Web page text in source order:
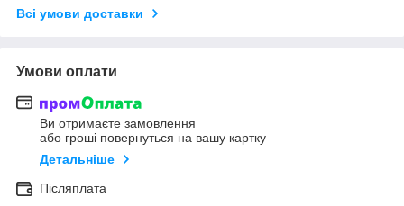
Всі умови доставки
Умови оплати
Ви отримаєте замовлення
або гроші повернуться на вашу картку
Детальніше
Післяплата